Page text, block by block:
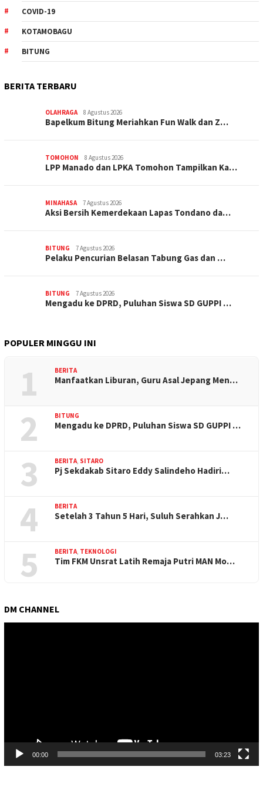
COVID-19
KOTAMOBAGU
BITUNG
BERITA TERBARU
OLAHRAGA 8 Agustus 2026
Bapelkum Bitung Meriahkan Fun Walk dan Z…
TOMOHON 8 Agustus 2026
LPP Manado dan LPKA Tomohon Tampilkan Ka…
MINAHASA 7 Agustus 2026
Aksi Bersih Kemerdekaan Lapas Tondano da…
BITUNG 7 Agustus 2026
Pelaku Pencurian Belasan Tabung Gas dan …
BITUNG 7 Agustus 2026
Mengadu ke DPRD, Puluhan Siswa SD GUPPI …
POPULER MINGGU INI
1 BERITA
Manfaatkan Liburan, Guru Asal Jepang Men…
2 BITUNG
Mengadu ke DPRD, Puluhan Siswa SD GUPPI …
3 BERITA, SITARO
Pj Sekdakab Sitaro Eddy Salindeho Hadiri…
4 BERITA
Setelah 3 Tahun 5 Hari, Suluh Serahkan J…
5 BERITA, TEKNOLOGI
Tim FKM Unsrat Latih Remaja Putri MAN Mo…
DM CHANNEL
00:00 03:23